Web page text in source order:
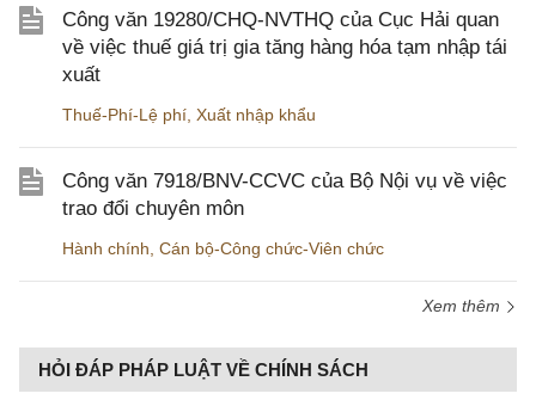
Công văn 19280/CHQ-NVTHQ của Cục Hải quan
về việc thuế giá trị gia tăng hàng hóa tạm nhập tái
xuất
Thuế-Phí-Lệ phí Xuất nhập khẩu
Công văn 7918/BNV-CCVC của Bộ Nội vụ về việc
trao đổi chuyên môn
Hành chính Cán bộ-Công chức-Viên chức
Xem thêm
HỎI ĐÁP PHÁP LUẬT VỀ CHÍNH SÁCH